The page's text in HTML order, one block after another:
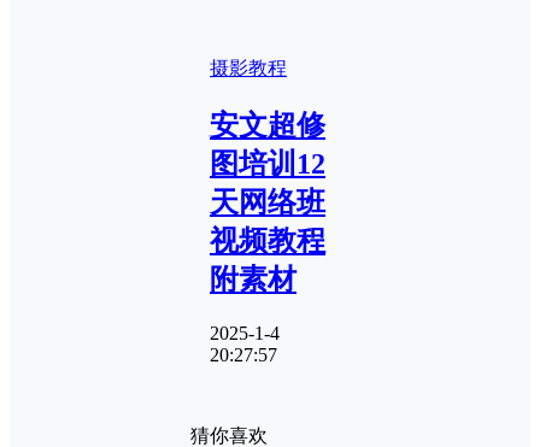
摄影教程
安文超修
图培训12
天网络班
视频教程
附素材
2025-1-4
20:27:57
猜你喜欢